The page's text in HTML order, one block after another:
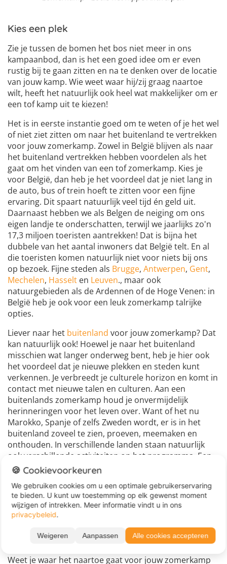
Kies een plek
Zie je tussen de bomen het bos niet meer in ons
kampaanbod, dan is het een goed idee om er even
rustig bij te gaan zitten en na te denken over de locatie
van jouw kamp. Wie weet waar hij/zij graag naartoe
wilt, heeft het natuurlijk ook heel wat makkelijker om er
een tof kamp uit te kiezen!
Het is in eerste instantie goed om te weten of je het wel
of niet ziet zitten om naar het buitenland te vertrekken
voor jouw zomerkamp. Zowel in België blijven als naar
het buitenland vertrekken hebben voordelen als het
gaat om het vinden van een tof zomerkamp. Kies je
voor België, dan heb je het voordeel dat je niet lang in
de auto, bus of trein hoeft te zitten voor een fijne
ervaring. Dit spaart natuurlijk veel tijd én geld uit.
Daarnaast hebben we als Belgen de neiging om ons
eigen landje te onderschatten, terwijl we jaarlijks zo'n
17,3 miljoen toeristen aantrekken! Dat is bijna het
dubbele van het aantal inwoners dat België telt. En al
die toeristen komen natuurlijk niet voor niets bij ons
op bezoek. Fijne steden als Brugge, Antwerpen, Gent,
Mechelen, Hasselt en Leuven., maar ook
natuurgebieden als de Ardennen of de Hoge Venen: in
België heb je ook voor een leuk zomerkamp talrijke
opties.
Liever naar het buitenland voor jouw zomerkamp? Dat
kan natuurlijk ook! Hoewel je naar het buitenland
misschien wat langer onderweg bent, heb je hier ook
het voordeel dat je nieuwe plekken en steden kunt
verkennen. Je verbreedt je culturele horizon en komt in
contact met nieuwe talen en culturen. Aan een
buitenlands zomerkamp houd je onvermijdelijk
herinneringen voor het leven over. Want of het nu
Marokko, Spanje of zelfs Zweden wordt, er is in het
buitenland zoveel te zien, proeven, meemaken en
onthouden. In verschillende landen staan natuurlijk
ook verschillende activiteiten op het programma. Een
kano-expeditie, liever surfen of net helemaal chillen op
Kortom: of je nu voor het binnen- of buitenland kiest,
vervelen zul je je niet op een zomerkamp met Juvigo.
Kies een activiteit
Weet je waar het naartoe gaat voor jouw zomerkamp
🍪 Cookievoorkeuren
We gebruiken cookies om u een optimale gebruikerservaring
te bieden. U kunt uw toestemming op elk gewenst moment
wijzigen of intrekken. Meer informatie vindt u in ons
privacybeleid.
Weigeren Aanpassen Alle cookies accepteren